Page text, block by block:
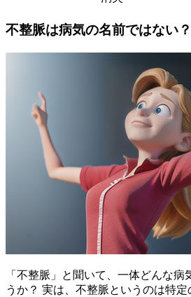
不整脈は病気の名前ではない？
「不整脈」と聞いて、一体どんな病
うか？ 実は、 不整脈というのは特